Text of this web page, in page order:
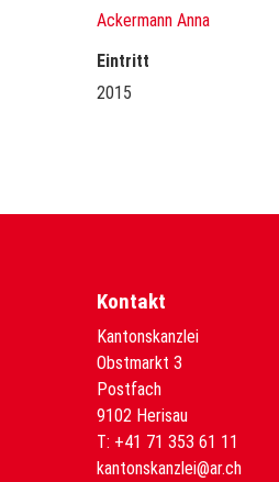
Ackermann Anna
Eintritt
2015
Kontakt
Kantonskanzlei
Obstmarkt 3
Postfach
9102 Herisau
T: +41 71 353 61 11
kantonskanzlei@ar.ch